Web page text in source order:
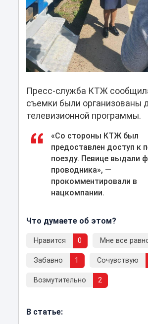
Пресс-служба КТЖ
съемки были организованы
телевизионной программы.
«Со стороны КТЖ был
предоставлен доступ к
поезду. Певице выдали
проводника», —
прокомментировали в
нацкомпании.
Что думаете об этом?
Нравится 0 Мне все
Забавно 1 Сочувствую
Возмутительно 2
В статье: